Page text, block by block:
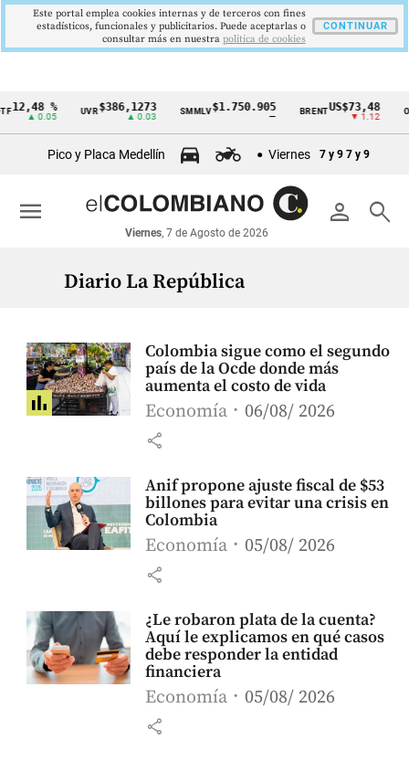
Cintillo
económicos
Colombia
12,48 %
▲ 0.05
UVR$386,1273
▲ 0.03
SMMLV $1.750.905 BRENTUS$73,48
▼ 1.12
Pico y Placa Medellín Viernes 7 y 9 7 y 9
person search
Viernes, 7 de Agosto de 2026
menu
Diario La República
Colombia sigue como el segundo
país de la Ocde donde más
aumenta el costo de vida
Economía 06/08/ 2026
share
Anif propone ajuste fiscal de $53
billones para evitar una crisis en
Colombia
Economía 05/08/ 2026
share
¿Le robaron plata de la cuenta?
Aquí le explicamos en qué casos
debe responder la entidad
financiera
Economía 05/08/ 2026
share
Este portal emplea cookies internas y de terceros con fines
estadísticos, funcionales y publicitarios. Puede aceptarlas o
consultar más en nuestra politica de cookies
CONTINUAR